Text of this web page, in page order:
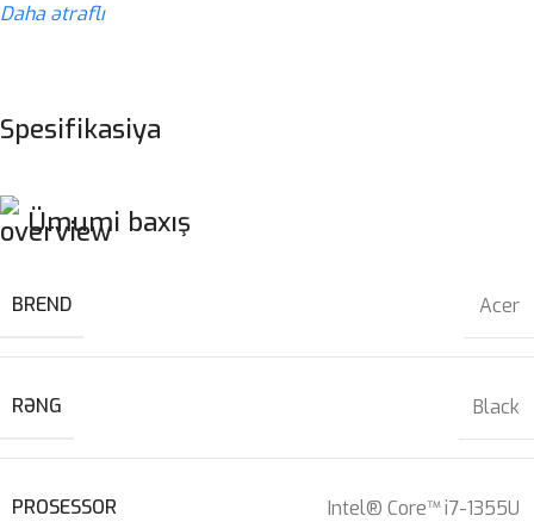
Daha ətraflı
Spesifikasiya
Ümumi baxış
BREND Acer
RƏNG Black
PROSESSOR Intel® Core™ i7-1355U